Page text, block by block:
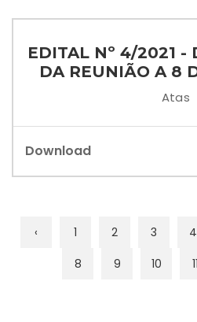
EDITAL Nº 4/2021 -
DA REUNIÃO A 8
Atas
Download
‹ 1 2 3 4
8
9 10 11